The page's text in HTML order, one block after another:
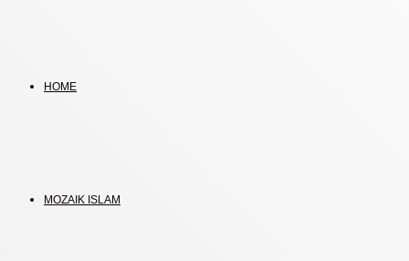
HOME
MOZAIK ISLAM